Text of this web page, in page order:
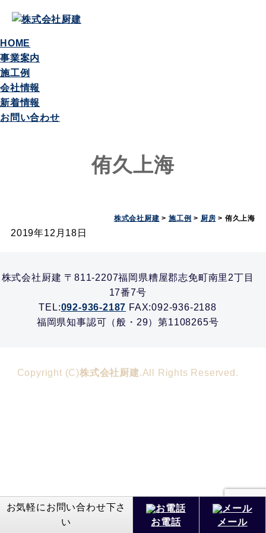
HOME
事業案内
施工例
会社情報
新着情報
お問い合わせ
侑久上海
株式会社厨建 >施工例 > 厨房 > 侑久上海
2019年12月18日
株式会社厨建 〒811-2207福岡県糟屋郡志免町南里2丁目
17番7号
TEL:092-936-2187 FAX:092-936-2188
福岡県知事認可（般・29）第1108265号
Copyright (C)株式会社厨建.All Rights Reserved.
お気軽にお問い合わせ下さ
い
お電話 メール